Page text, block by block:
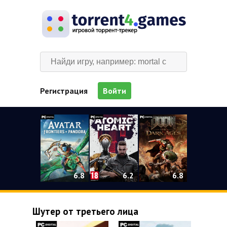
Регистрация Войти
6.8 6.2 6.8
Шутер от третьего лица